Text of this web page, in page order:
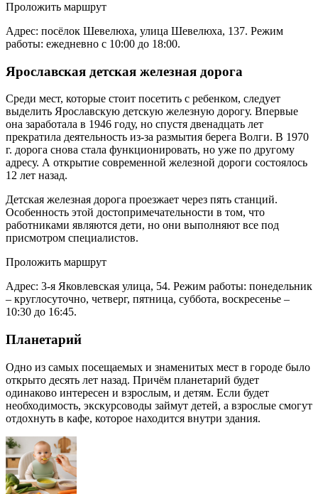
Проложить маршрут
Адрес: посёлок Шевелюха, улица Шевелюха, 137. Режим
работы: ежедневно с 10:00 до 18:00.
Ярославская детская железная дорога
Среди мест, которые стоит посетить с ребенком, следует
выделить Ярославскую детскую железную дорогу. Впервые
она заработала в 1946 году, но спустя двенадцать лет
прекратила деятельность из-за размытия берега Волги. В 1970
г. дорога снова стала функционировать, но уже по другому
адресу. А открытие современной железной дороги состоялось
12 лет назад.
Детская железная дорога проезжает через пять станций.
Особенность этой достопримечательности в том, что
работниками являются дети, но они выполняют все под
присмотром специалистов.
Проложить маршрут
Адрес: 3-я Яковлевская улица, 54. Режим работы: понедельник
– круглосуточно, четверг, пятница, суббота, воскресенье –
10:30 до 16:45.
Планетарий
Одно из самых посещаемых и знаменитых мест в городе было
открыто десять лет назад. Причём планетарий будет
одинаково интересен и взрослым, и детям. Если будет
необходимость, экскурсоводы займут детей, а взрослые смогут
отдохнуть в кафе, которое находится внутри здания.